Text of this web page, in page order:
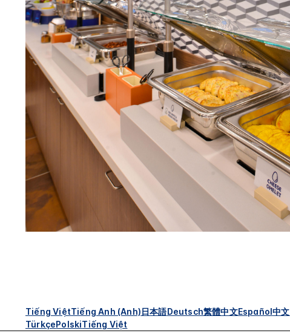
Tiếng ViệtTiếng Anh (Anh)日本語Deutsch繁體中文Español中文
TürkçePolskiTiếng Việt